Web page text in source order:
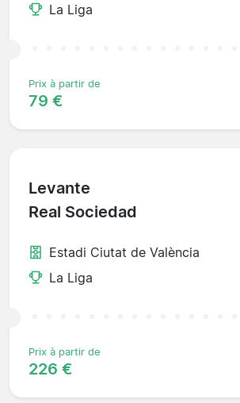
La Liga
Prix à partir de
79 €
Levante
Real Sociedad
Estadi Ciutat de València
La Liga
Prix à partir de
226 €